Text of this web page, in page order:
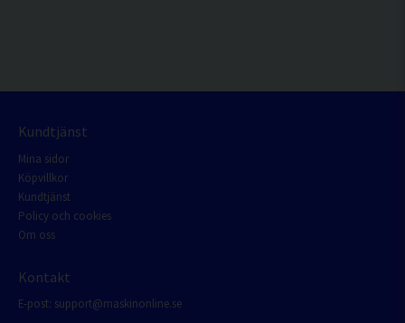
Kundtjänst
Mina sidor
Köpvillkor
Kundtjänst
Policy och cookies
Om oss
Kontakt
E-post: support@maskinonline.se